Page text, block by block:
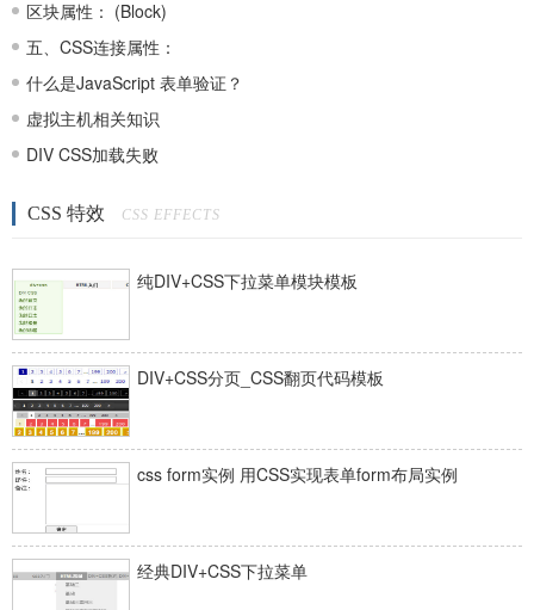
区块属性： (Block)
五、CSS连接属性：
什么是JavaScript 表单验证？
虚拟主机相关知识
DIV CSS加载失败
CSS 特效 CSS EFFECTS
纯DIV+CSS下拉菜单模块模板
DIV+CSS分页_CSS翻页代码模板
css form实例 用CSS实现表单form布局实例
经典DIV+CSS下拉菜单